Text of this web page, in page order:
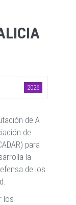
2026
de A
de
para
la
de los
los